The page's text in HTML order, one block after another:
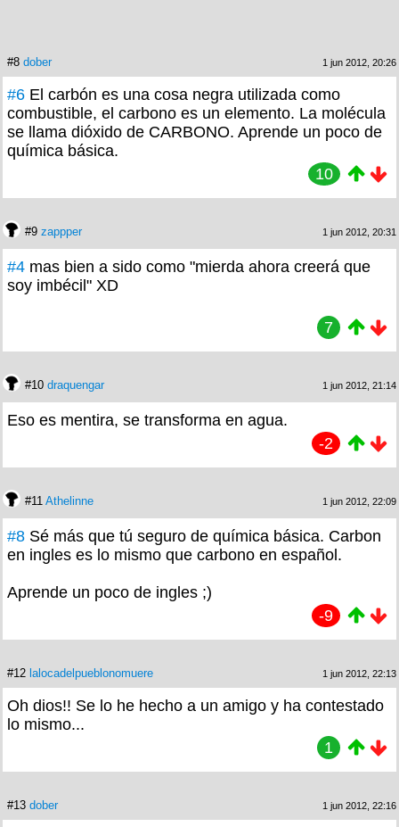
#8 dober 1 jun 2012, 20:26
#6 El carbón es una cosa negra utilizada como
combustible, el carbono es un elemento. La molécula
se llama dióxido de CARBONO. Aprende un poco de
química básica.
10
#9 zappper 1 jun 2012, 20:31
#4 mas bien a sido como "mierda ahora creerá que
soy imbécil" XD
7
#10 draquengar 1 jun 2012, 21:14
Eso es mentira, se transforma en agua.
-2
#11 Athelinne 1 jun 2012, 22:09
#8 Sé más que tú seguro de química básica. Carbon
en ingles es lo mismo que carbono en español.
Aprende un poco de ingles ;)
-9
#12 lalocadelpueblonomuere 1 jun 2012, 22:13
Oh dios!! Se lo he hecho a un amigo y ha contestado
lo mismo...
1
#13 dober 1 jun 2012, 22:16